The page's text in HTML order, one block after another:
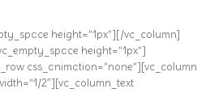
height=”1px”][/vc_column]
height=”1px”]
css_animation=”none”][vc_column
2″][vc_column_text